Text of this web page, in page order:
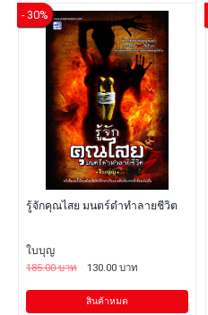
- 30%
รู้จักคุณไสย มนตร์ดำทำลายชีวิต
ใบบุญ
185.00 บาท
130.00 บาท
สินค้าหมด